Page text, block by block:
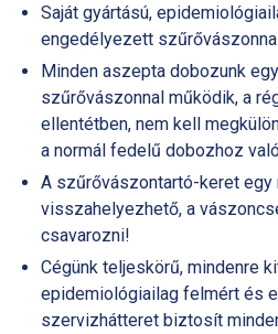
Saját gyártású,
engedélyezett
Minden aszepta dobozunk
szűrővászonnal működik, a
ellentétben, nem kell
a normál fedelű dobozhoz
A szűrővászontartó-keret
visszahelyezhető, a
csavarozni!
Cégünk teljeskörű, mindenre
epidemiológiailag felmért és
szervizhátteret biztosít